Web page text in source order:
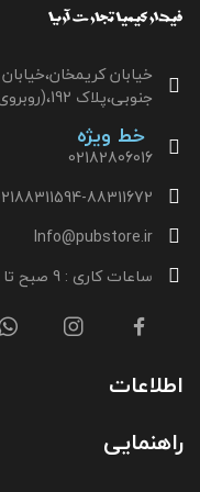
خیابان
جنوبی،پلاک 192،(روبروی بانک سپه)طبقه 3،واحد 14
خط ویژه
02182806016
88311672
Info@pubstore.ir
ساعات کاری : 9 صبح تا 6 عصر
اطلاعات
راهنمایی